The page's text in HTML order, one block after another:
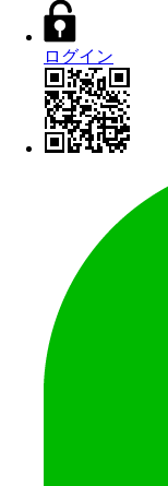
ログイン